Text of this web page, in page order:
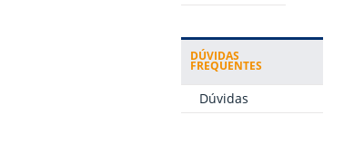
DÚVIDAS
FREQUENTES
Dúvidas